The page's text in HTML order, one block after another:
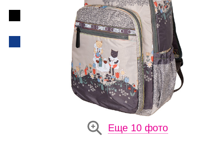
Еще 10 фото